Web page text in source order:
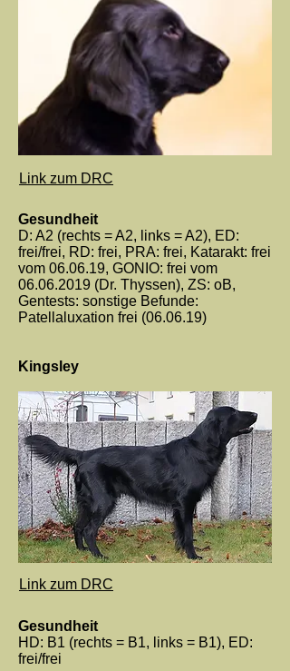
Gesundheit
D: A2 (rechts = A2, links = A2), ED:
frei/frei, RD: frei, PRA: frei, Katarakt: frei
vom 06.06.19, GONIO: frei vom
06.06.2019 (Dr. Thyssen), ZS: oB,
Gentests: sonstige Befunde:
Patellaluxation frei (06.06.19)
Link zum DRC
Kingsley
Gesundheit
HD: B1 (rechts = B1, links = B1), ED:
frei/frei
Link zum DRC